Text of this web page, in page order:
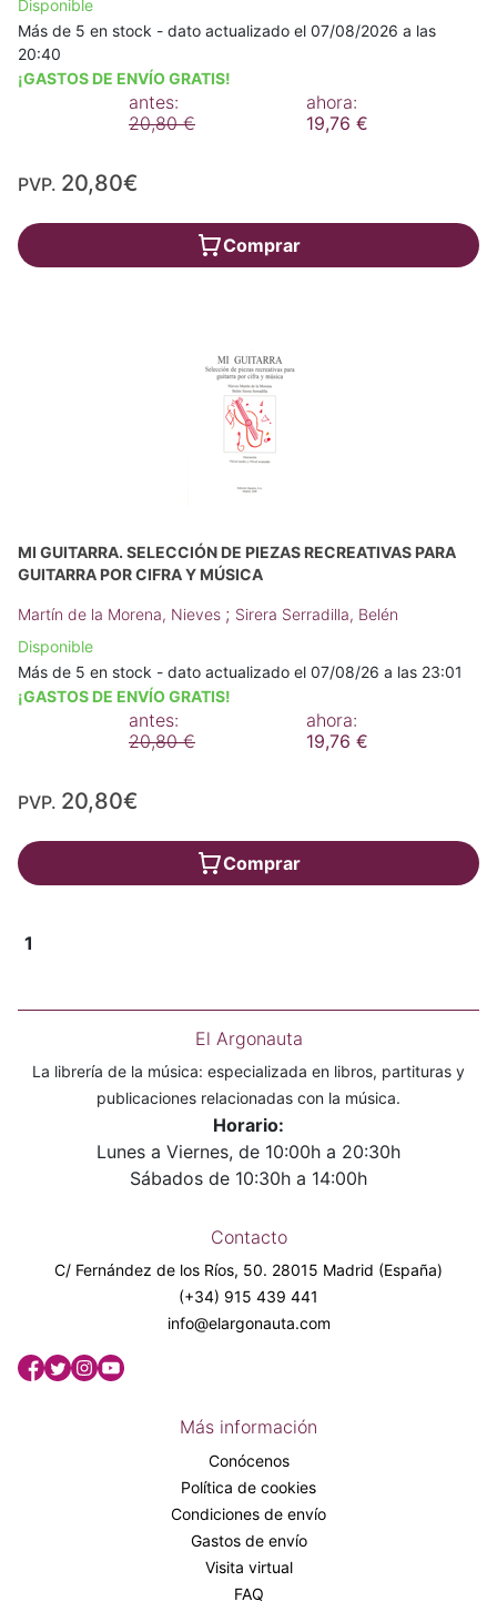
Disponible
Más de 5 en stock - dato actualizado el 07/08/2026 a las
20:40
¡GASTOS DE ENVÍO GRATIS!
antes:
20,80 €
ahora:
19,76 €
PVP. 20,80€
Comprar
MI GUITARRA. SELECCIÓN DE PIEZAS RECREATIVAS PARA
GUITARRA POR CIFRA Y MÚSICA
Martín de la Morena, Nieves ; Sirera Serradilla, Belén
Disponible
Más de 5 en stock - dato actualizado el 07/08/26 a las 23:01
¡GASTOS DE ENVÍO GRATIS!
antes:
20,80 €
ahora:
19,76 €
PVP. 20,80€
Comprar
1
El Argonauta
La librería de la música: especializada en libros, partituras y
publicaciones relacionadas con la música.
Horario:
Lunes a Viernes, de 10:00h a 20:30h
Sábados de 10:30h a 14:00h
Contacto
C/ Fernández de los Ríos, 50. 28015 Madrid (España)
(+34) 915 439 441
info@elargonauta.com
Más información
Conócenos
Política de cookies
Condiciones de envío
Gastos de envío
Visita virtual
FAQ